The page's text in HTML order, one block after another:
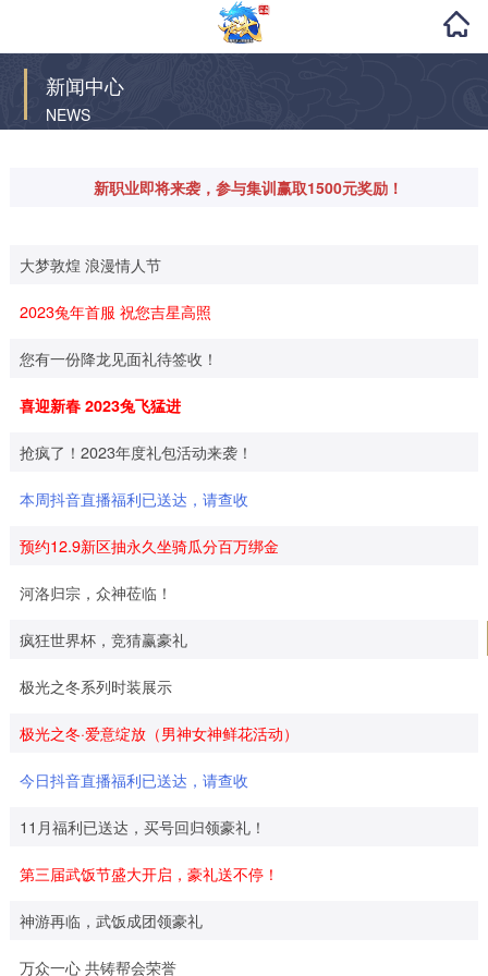
新闻中心
NEWS
新职业即将来袭，参与集训赢取1500元奖励！
大梦敦煌 浪漫情人节
2023兔年首服 祝您吉星高照
您有一份降龙见面礼待签收！
喜迎新春 2023兔飞猛进
抢疯了！2023年度礼包活动来袭！
本周抖音直播福利已送达，请查收
预约12.9新区抽永久坐骑瓜分百万绑金
河洛归宗，众神莅临！
疯狂世界杯，竞猜赢豪礼
极光之冬系列时装展示
极光之冬·爱意绽放（男神女神鲜花活动）
今日抖音直播福利已送达，请查收
11月福利已送达，买号回归领豪礼！
第三届武饭节盛大开启，豪礼送不停！
神游再临，武饭成团领豪礼
万众一心 共铸帮会荣誉